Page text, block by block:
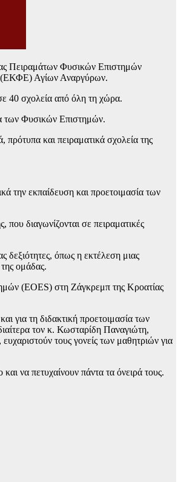
Πειραμάτων Φυσικών Επιστημών
(ΕΚΦΕ) Αγίων Αναργύρων.
40 σχολεία από όλη τη χώρα.
των Φυσικών Επιστημών.
και πειραματικά σχολεία της
την εκπαίδευση και προετοιμασία των
διαγωνίζονται σε πειραματικές
δεξιότητες, όπως η εκτέλεση μιας
ομάδας.
(EOES) στη Ζάγκρεμπ της Κροατίας
για τη διδακτική προετοιμασία των
τον κ. Κωσταρίδη Παναγιώτη,
τους γονείς των μαθητριών για
να πετυχαίνουν πάντα τα όνειρά τους.